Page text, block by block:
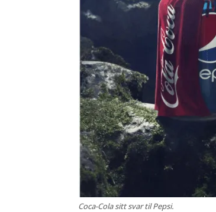
Coca-Cola sitt svar til Pepsi.